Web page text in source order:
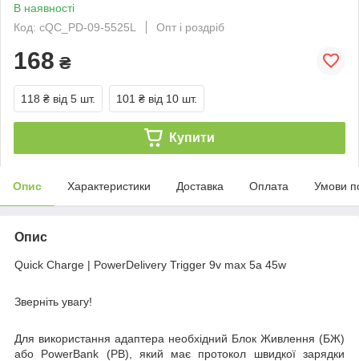
В наявності
Код: cQC_PD-09-5525L
Опт і роздріб
168 ₴
118 ₴ від 5 шт. 101 ₴ від 10 шт.
Купити
Опис Характеристики Доставка Оплата Умови
Опис
Quick Charge | PowerDelivery Trigger 9v max 5a 45w
Зверніть увагу!
Для використання адаптера необхідний Блок Живлення (БЖ)
або PowerBank (PB) , який має протокол швидкої зарядки